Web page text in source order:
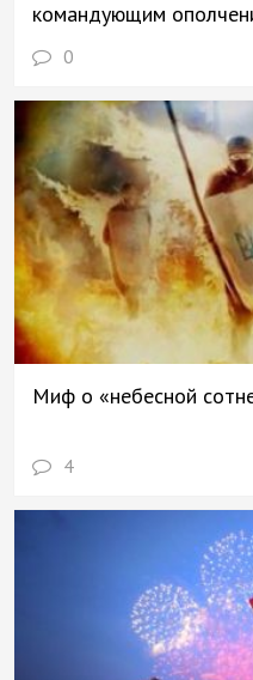
командующим
0
Миф о «небесной
4